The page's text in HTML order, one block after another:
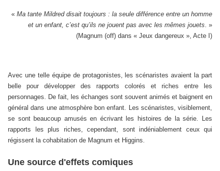
« Ma tante Mildred disait toujours : la seule différence entre un homme
et un enfant, c’est qu’ils ne jouent pas avec les mêmes jouets. »
(Magnum (off) dans « Jeux dangereux », Acte I)
Avec une telle équipe de protagonistes, les scénaristes avaient la part
belle pour développer des rapports colorés et riches entre les
personnages. De fait, les échanges sont souvent animés et baignent en
général dans une atmosphère bon enfant. Les scénaristes, visiblement,
se sont beaucoup amusés en écrivant les histoires de la série. Les
rapports les plus riches, cependant, sont indéniablement ceux qui
régissent la cohabitation de Magnum et Higgins.
Une source d'effets comiques